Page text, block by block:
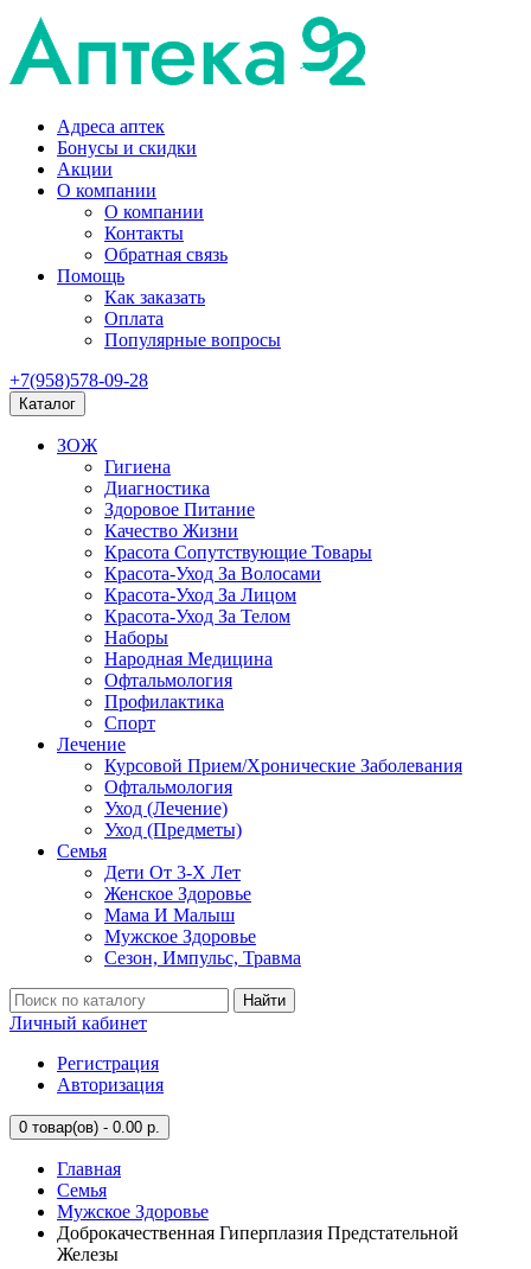
Адреса аптек
Бонусы и скидки
Акции
О компании
О компании
Контакты
Обратная связь
Помощь
Как заказать
Оплата
Популярные вопросы
+7(958)578-09-28
Каталог
ЗОЖ
Гигиена
Диагностика
Здоровое Питание
Качество Жизни
Красота Сопутствующие Товары
Красота-Уход За Волосами
Красота-Уход За Лицом
Красота-Уход За Телом
Наборы
Народная Медицина
Офтальмология
Профилактика
Спорт
Лечение
Курсовой Прием/Хронические Заболевания
Офтальмология
Уход (Лечение)
Уход (Предметы)
Семья
Дети От 3-Х Лет
Женское Здоровье
Мама И Малыш
Мужское Здоровье
Сезон, Импульс, Травма
Найти
Личный кабинет
Регистрация
Авторизация
0 товар(ов) - 0.00 р.
Главная
Семья
Мужское Здоровье
Доброкачественная Гиперплазия Предстательной
Железы